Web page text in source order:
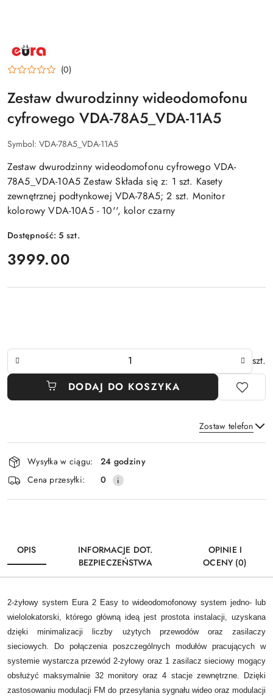
NAZWA
PRODUCENTA:
EURA
(0)
Zestaw dwurodzinny wideodomofonu
cyfrowego VDA-78A5_VDA-11A5
Symbol: VDA-78A5_VDA-11A5
Zestaw dwurodzinny wideodomofonu cyfrowego VDA-
78A5_VDA-10A5 Zestaw Składa się z: 1 szt. Kasety
zewnętrznej podtynkowej VDA-78A5; 2 szt. Monitor
kolorowy VDA-10A5 - 10'', kolor czarny
Dostępność:5 szt.
cena:
3999.00
Ilość
szt.
DODAJ DO KOSZYKA
Zostaw telefon
Wyślij
Dostępność
i
dostawa
Wysyłka w ciągu:
24 godziny
Cena przesyłki:
0
OPIS
INFORMACJE DOT.
BEZPIECZEŃSTWA
OPINIE I
OCENY (0)
2-żyłowy system Eura 2 Easy to wideodomofonowy system jedno- lub
wielolokatorski, którego główną ideą jest prostota instalacji, uzyskana
dzięki minimalizacji liczby użytych przewodów oraz zasilaczy
sieciowych. Do połączenia poszczególnych modułów pracujących w
systemie wystarcza przewód 2-żyłowy oraz 1 zasilacz sieciowy mogący
obsłużyć maksymalnie 32 monitory oraz 4 stacje zewnętrzne. Dzięki
zastosowaniu modulacji FM do przesyłania sygnału wideo oraz modulacji